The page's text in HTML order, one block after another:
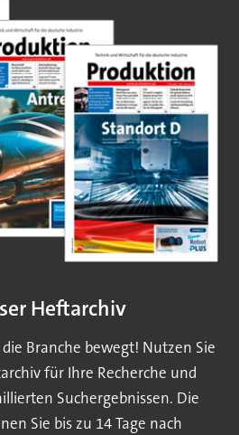
Heftarchiv
Branche bewegt! Nutzen Sie
für Ihre Recherche und
Suchergebnissen. Die
Sie bis zu 14 Tage nach